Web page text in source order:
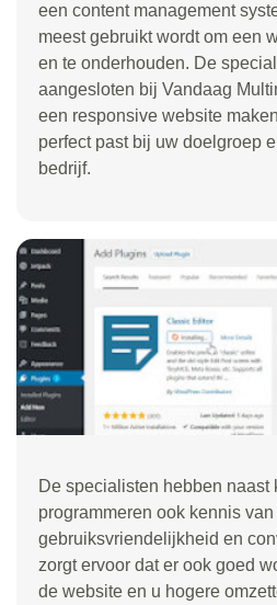
een content management
meest gebruikt wordt om een
en te onderhouden. De
aangesloten bij Vandaag
een responsive website
perfect past bij uw doelgroep
bedrijf.
De specialisten hebben naast
programmeren ook kennis van
gebruiksvriendelijkheid en
zorgt ervoor dat er ook goed
de website en u hogere